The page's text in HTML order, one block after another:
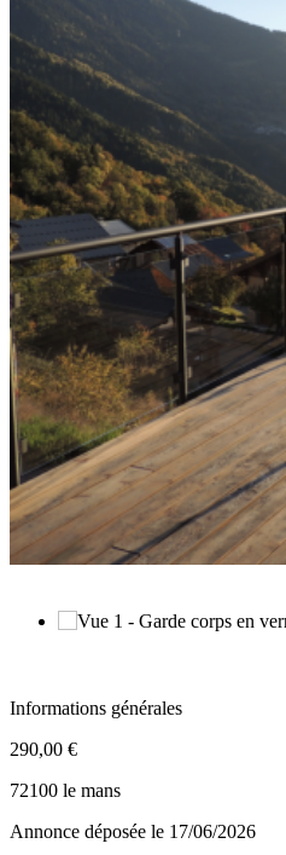
Informations générales
290,00 €
72100 le mans
Annonce déposée le 17/06/2026